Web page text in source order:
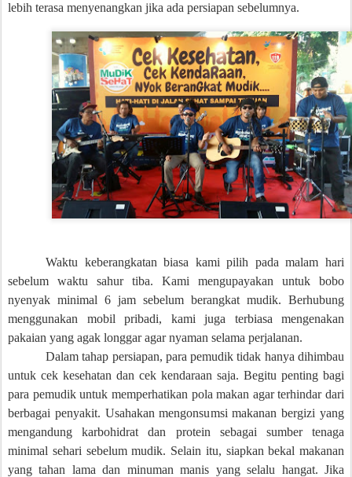
lebih terasa menyenangkan jika ada persiapan sebelumnya.
Waktu keberangkatan biasa kami pilih pada malam hari
sebelum waktu sahur tiba. Kami mengupayakan untuk bobo
nyenyak minimal 6 jam sebelum berangkat mudik. Berhubung
menggunakan mobil pribadi, kami juga terbiasa mengenakan
pakaian yang agak longgar agar nyaman selama perjalanan.
Dalam tahap persiapan, para pemudik tidak hanya dihimbau
untuk cek kesehatan dan cek kendaraan saja. Begitu penting bagi
para pemudik untuk memperhatikan pola makan agar terhindar dari
berbagai penyakit. Usahakan mengonsumsi makanan bergizi yang
mengandung karbohidrat dan protein sebagai sumber tenaga
minimal sehari sebelum mudik. Selain itu, siapkan bekal makanan
yang tahan lama dan minuman manis yang selalu hangat. Jika